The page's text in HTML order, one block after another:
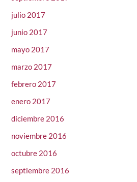
julio 2017
junio 2017
mayo 2017
marzo 2017
febrero 2017
enero 2017
diciembre 2016
noviembre 2016
octubre 2016
septiembre 2016